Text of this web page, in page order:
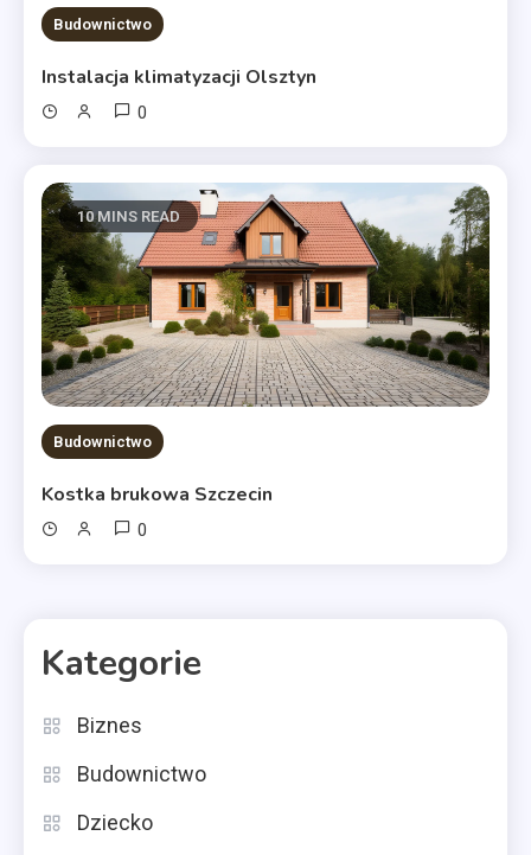
Budownictwo
Instalacja klimatyzacji Olsztyn
0
10 MINS READ
Budownictwo
Kostka brukowa Szczecin
0
Kategorie
Biznes
Budownictwo
Dziecko